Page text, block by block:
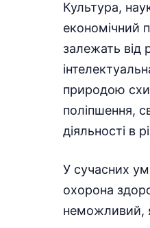
Культура,
економічний
залежать від
природою
поліпшення,
діяльності в
У сучасних
охорона
неможливий,